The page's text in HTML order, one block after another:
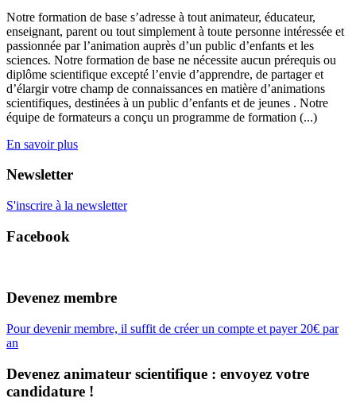
Notre formation de base s’adresse à tout animateur, éducateur,
enseignant, parent ou tout simplement à toute personne intéressée et
passionnée par l’animation auprès d’un public d’enfants et les
sciences. Notre formation de base ne nécessite aucun prérequis ou
diplôme scientifique excepté l’envie d’apprendre, de partager et
d’élargir votre champ de connaissances en matière d’animations
scientifiques, destinées à un public d’enfants et de jeunes . Notre
équipe de formateurs a conçu un programme de formation (...)
En savoir plus
Newsletter
S'inscrire à la newsletter
Facebook
Devenez membre
Pour devenir membre, il suffit de créer un compte et payer 20€ par
an
Devenez animateur scientifique : envoyez votre
candidature !